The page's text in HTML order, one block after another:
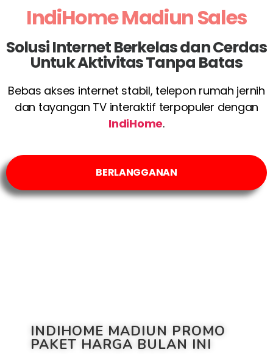
IndiHome Madiun Sales
Solusi Internet Berkelas dan Cerdas
Untuk Aktivitas Tanpa Batas
Bebas akses internet stabil, telepon rumah jernih
dan tayangan TV interaktif terpopuler dengan
IndiHome.
BERLANGGANAN
INDIHOME MADIUN PROMO
PAKET HARGA BULAN INI